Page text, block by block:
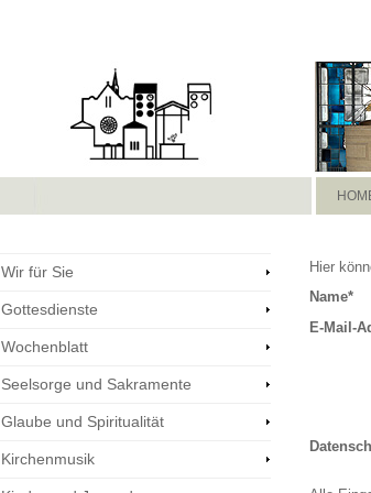
Wir für Sie
Gottesdienste
Wochenblatt
Seelsorge und Sakramente
Glaube und Spiritualität
Kirchenmusik
Hier
Name*
E-Mail-